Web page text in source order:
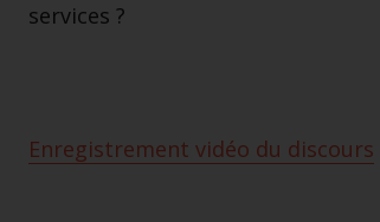
services ?
Enregistrement vidéo du discours